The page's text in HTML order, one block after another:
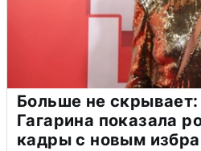
Больше не
Гагарина показала
кадры с новым